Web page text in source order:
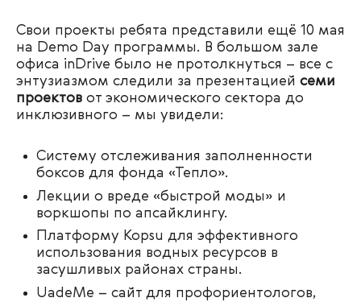
Свои проекты ребята представили ещё 10 мая
на Demo Day программы. В большом зале
офиса inDrive было не протолкнуться – все с
энтузиазмом следили за презентацией семи
проектов от экономического сектора до
инклюзивного – мы увидели:
Систему отслеживания заполненности
боксов для фонда «Тепло».
Лекции о вреде «быстрой моды» и
воркшопы по апсайклингу.
Платформу Kopsu для эффективного
использования водных ресурсов в
засушливых районах страны.
UadeMe – сайт для профориентологов,